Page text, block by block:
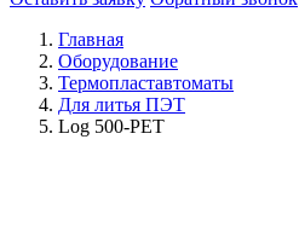
Главная
Оборудование
Термопластавтоматы
Для литья ПЭТ
Log 500-PET